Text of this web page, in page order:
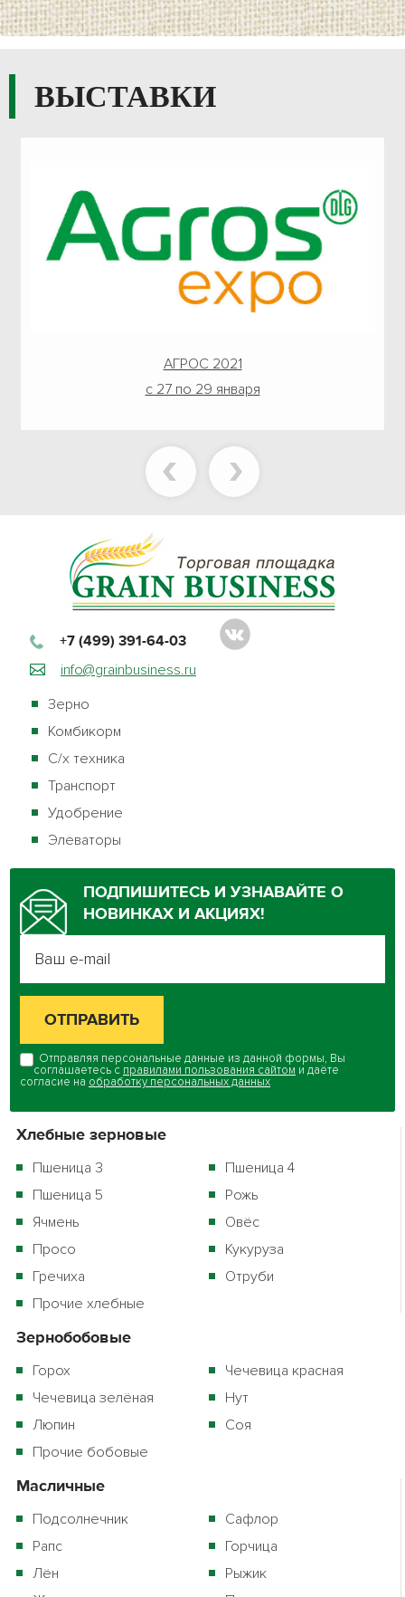
ВЫСТАВКИ
АГРОС 2021
с 27 по 29 января
+7 (499) 391-64-03
info@grainbusiness.ru
Зерно
Комбикорм
С/х техника
Транспорт
Удобрение
Элеваторы
ПОДПИШИТЕСЬ И УЗНАВАЙТЕ О
НОВИНКАХ И АКЦИЯХ!
Отправляя персональные данные из данной формы, Вы
соглашаетесь с правилами пользования сайтом и даёте
согласие на обработку персональных данных
Хлебные зерновые
Пшеница 3
Пшеница 4
Пшеница 5
Рожь
Ячмень
Овёс
Просо
Кукуруза
Гречиха
Отруби
Прочие хлебные
Зернобобовые
Горох
Чечевица красная
Чечевица зелёная
Нут
Люпин
Соя
Прочие бобовые
Масличные
Подсолнечник
Сафлор
Рапс
Горчица
Лён
Рыжик